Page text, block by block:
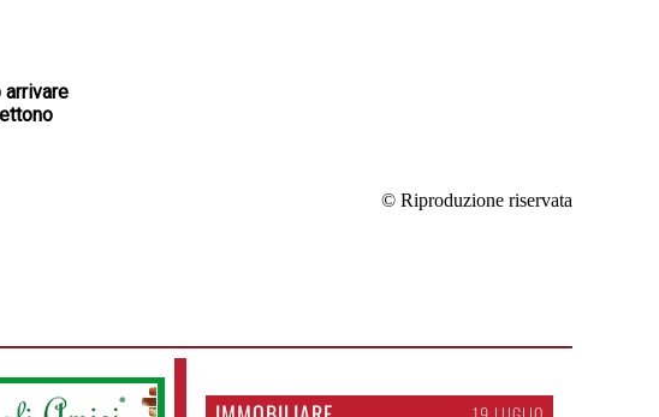
© Riproduzione riservata